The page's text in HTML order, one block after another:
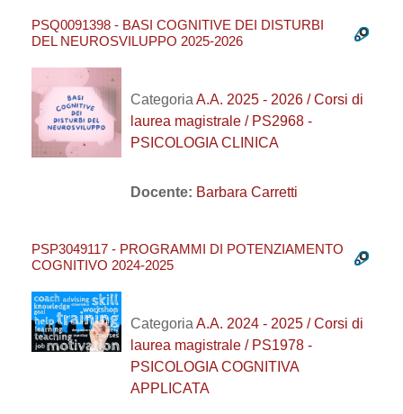
PSQ0091398 - BASI COGNITIVE DEI DISTURBI
DEL NEUROSVILUPPO 2025-2026
Categoria A.A. 2025 - 2026 / Corsi di
laurea magistrale / PS2968 -
PSICOLOGIA CLINICA
Docente: Barbara Carretti
PSP3049117 - PROGRAMMI DI POTENZIAMENTO
COGNITIVO 2024-2025
Categoria A.A. 2024 - 2025 / Corsi di
laurea magistrale / PS1978 -
PSICOLOGIA COGNITIVA
APPLICATA